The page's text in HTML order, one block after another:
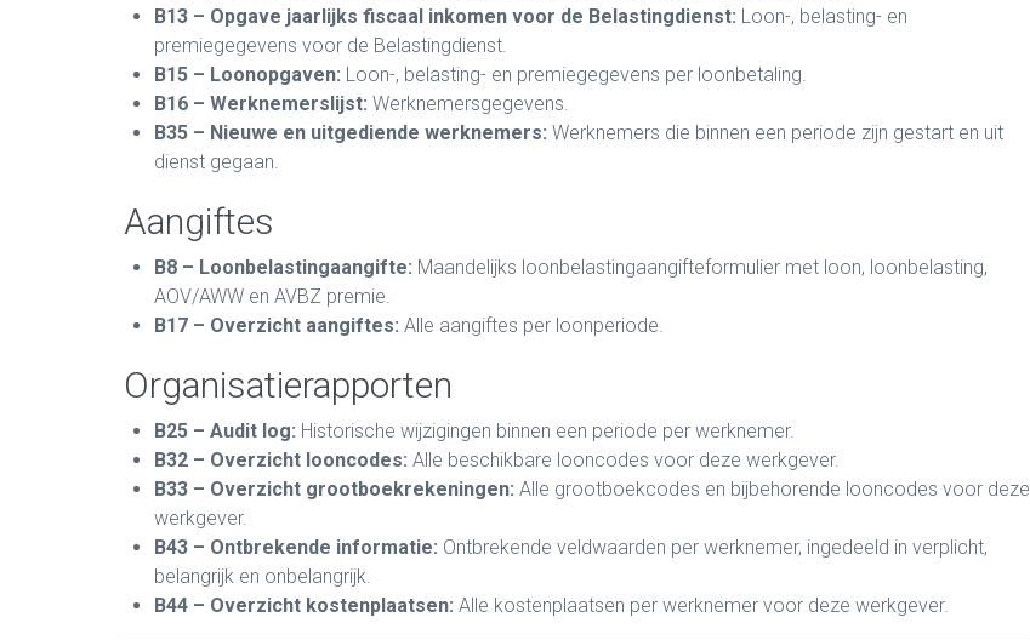
B13 – Opgave jaarlijks fiscaal inkomen voor de Belastingdienst: Loon-, belasting- en
premiegegevens voor de Belastingdienst.
B15 – Loonopgaven: Loon-, belasting- en premiegegevens per loonbetaling.
B16 – Werknemerslijst: Werknemersgegevens.
B35 – Nieuwe en uitgediende werknemers: Werknemers die binnen een periode zijn gestart en uit
dienst gegaan.
Aangiftes
B8 – Loonbelastingaangifte: Maandelijks loonbelastingaangifteformulier met loon, loonbelasting,
AOV/AWW en AVBZ premie.
B17 – Overzicht aangiftes: Alle aangiftes per loonperiode.
Organisatierapporten
B25 – Audit log: Historische wijzigingen binnen een periode per werknemer.
B32 – Overzicht looncodes: Alle beschikbare looncodes voor deze werkgever.
B33 – Overzicht grootboekrekeningen: Alle grootboekcodes en bijbehorende looncodes voor deze
werkgever.
B43 – Ontbrekende informatie: Ontbrekende veldwaarden per werknemer, ingedeeld in verplicht,
belangrijk en onbelangrijk.
B44 – Overzicht kostenplaatsen: Alle kostenplaatsen per werknemer voor deze werkgever.